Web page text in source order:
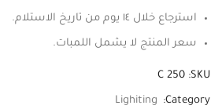
استرجاع خلال ١٤ يوم من تاريخ الاستلام.
سعر المنتج لا يشمل اللمبات.
SKU:
C 250
Category:
Lighiting